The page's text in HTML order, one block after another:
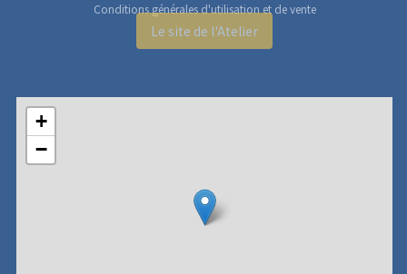
Conditions générales d'utilisation et de vente
Le site de l'Atelier